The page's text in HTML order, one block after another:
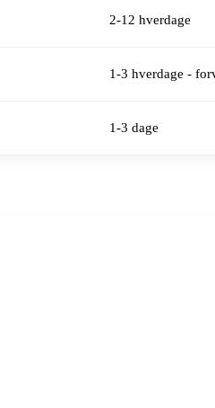
2-12 hverdage
1-3 hverdage -
1-3 dage